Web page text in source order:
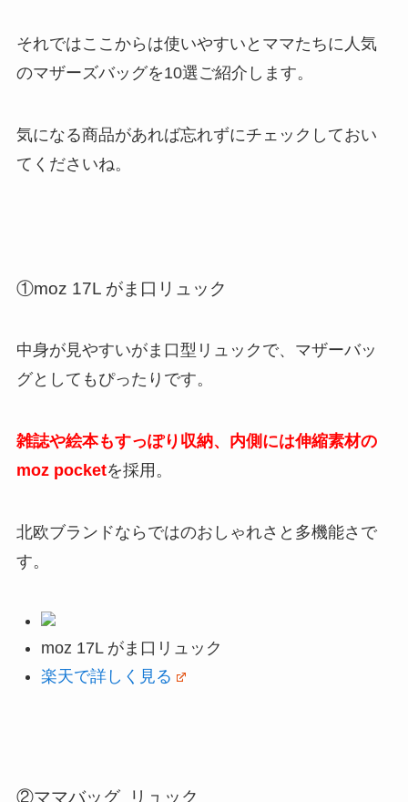
それではここからは使いやすいとママたちに人気
のマザーズバッグを10選ご紹介します。
気になる商品があれば忘れずにチェックしておい
てくださいね。
①moz 17L がま口リュック
中身が見やすいがま口型リュックで、マザーバッ
グとしてもぴったりです。
雑誌や絵本もすっぽり収納、内側には伸縮素材の
moz pocketを採用。
北欧ブランドならではのおしゃれさと多機能さで
す。
moz 17L がま口リュック
楽天で詳しく見る
②ママバッグ リュック